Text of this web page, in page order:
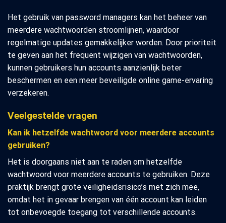
Het gebruik van password managers kan het beheer van
meerdere wachtwoorden stroomlijnen, waardoor
regelmatige updates gemakkelijker worden. Door prioriteit
te geven aan het frequent wijzigen van wachtwoorden,
kunnen gebruikers hun accounts aanzienlijk beter
beschermen en een meer beveiligde online game-ervaring
verzekeren.
Veelgestelde vragen
Kan ik hetzelfde wachtwoord voor meerdere accounts
gebruiken?
Het is doorgaans niet aan te raden om hetzelfde
wachtwoord voor meerdere accounts te gebruiken. Deze
praktijk brengt grote veiligheidsrisico’s met zich mee,
omdat het in gevaar brengen van één account kan leiden
tot onbevoegde toegang tot verschillende accounts.